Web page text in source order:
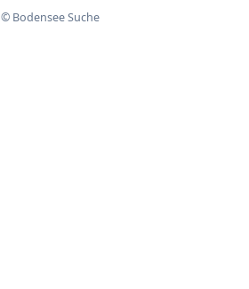
© Bodensee Suche